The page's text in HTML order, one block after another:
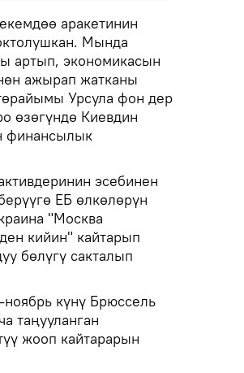
аракетинин
Мында
артып, экономикасын
ажырап жатканы
Урсула фон дер
өзөгүндө Киевдин
финансылык
эсебинен
ЕБ өлкөлөрүн
"Москва
кийин" кайтарып
бөлүгү сакталып
күнү Брюссель
таңууланган
жооп кайтарарын